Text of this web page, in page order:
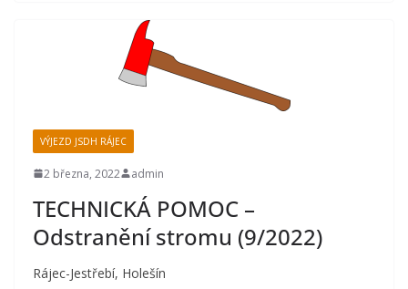
VÝJEZD JSDH RÁJEC
2 března, 2022 admin
TECHNICKÁ POMOC –
Odstranění stromu (9/2022)
Rájec-Jestřebí, Holešín